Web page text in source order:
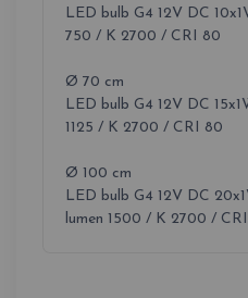
LED bulb G4 12V DC
750 / K 2700 / CRI 80
Ø 70 cm
LED bulb G4 12V DC
1125 / K 2700 / CRI 80
Ø 100 cm
LED bulb G4 12V DC
lumen 1500 / K 2700 /